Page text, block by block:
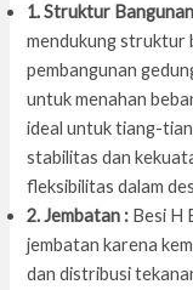
1. Struktur
mendukung struktur
pembangunan
untuk menahan
ideal untuk tiang-
stabilitas dan
fleksibilitas dalam
2. Jembatan : Besi H
jembatan karena
dan distribusi